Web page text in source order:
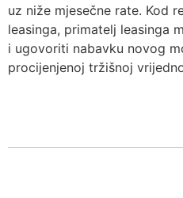
uz niže mjesečne rate. Kod
leasinga, primatelj leasinga
i ugovoriti nabavku novog
procijenjenoj tržišnoj